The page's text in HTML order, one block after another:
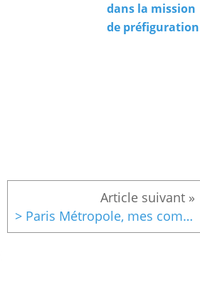
dans la mission
de préfiguration
> Paris Métropole, mes commentaires sur la déclaration de l'UMP